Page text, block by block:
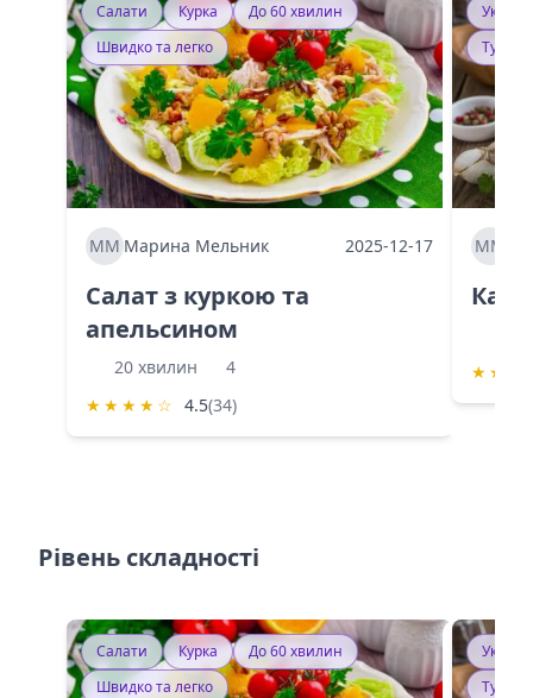
Салати Курка
До 60 хвилин
Швидко та легко
ММ Марина Мельник 2025-12-17
Салат з куркою та
апельсином
20 хвилин
4
★ ★ ★ ★ ☆ 4.5(34)
ММ
★ ★
Рівень складності
Салати Курка
До 60 хвилин
Швидко та легко